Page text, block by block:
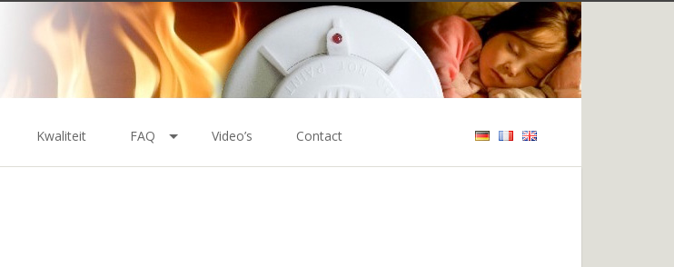
Kwaliteit FAQ Video’s Contact